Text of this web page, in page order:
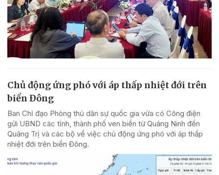
Chủ động ứng phó với áp thấp nhiệt đới trên
biển Đông
Ban Chỉ đạo Phòng thủ dân sự quốc gia vừa có Công điện
gửi UBND các tỉnh, thành phố ven biển từ Quảng Ninh đến
Quảng Trị và các bộ về việc chủ động ứng phó với áp thấp
nhiệt đới trên biển Đông.